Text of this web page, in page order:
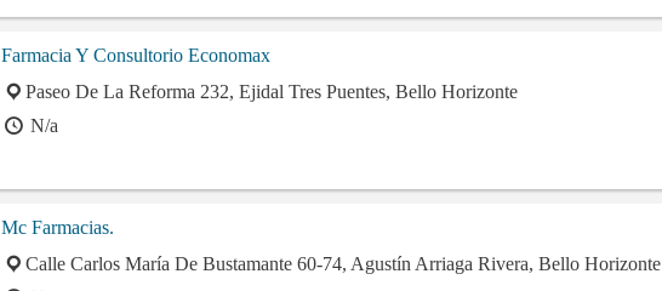
Farmacia Y Consultorio Economax
Paseo De La Reforma 232, Ejidal Tres Puentes, Bello Horizonte
N/a
Mc Farmacias.
Calle Carlos María De Bustamante 60-74, Agustín Arriaga Rivera, Bello Horizonte